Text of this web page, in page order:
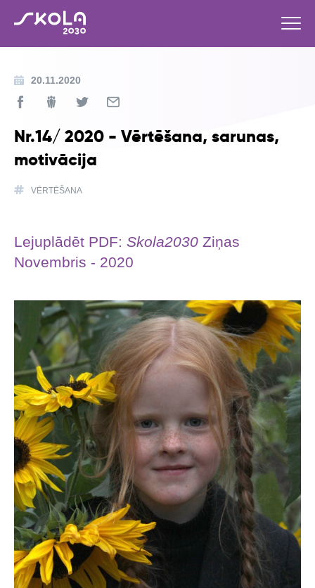
20.11.2020
Nr.14/ 2020 - Vērtēšana, sarunas,
motivācija
VĒRTĒŠANA
Lejuplādēt PDF: Skola2030 Ziņas
Novembris - 2020